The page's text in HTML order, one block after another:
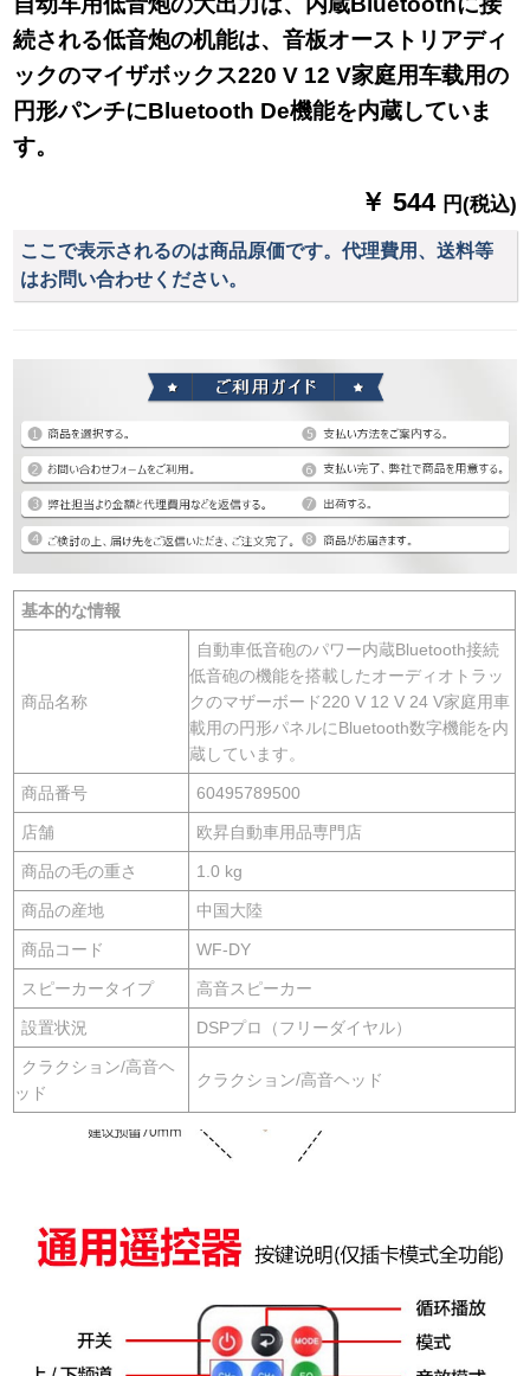
続される低音炮の机能は、音板オーストリアディ
ックのマイザボックス220 V 12 V家庭用车载用の
円形パンチにBluetooth De機能を内蔵していま
す。
￥ 544 円(税込)
ここで表示されるのは商品原価です。代理費用、送料等
はお問い合わせください。
基本的な情報
商品名称
自動車低音砲のパワー内蔵Bluetooth接続
低音砲の機能を搭載したオーディオトラッ
クのマザーボード220 V 12 V 24 V家庭用車
載用の円形パネルにBluetooth数字機能を内
蔵しています。
商品番号 60495789500
店舗 欧昇自動車用品専門店
商品の毛の重さ 1.0 kg
商品の産地 中国大陸
商品コード WF-DY
スピーカータイプ 高音スピーカー
設置状況 DSPプロ（フリーダイヤル）
クラクション/高音ヘ
ッド
クラクション/高音ヘッド